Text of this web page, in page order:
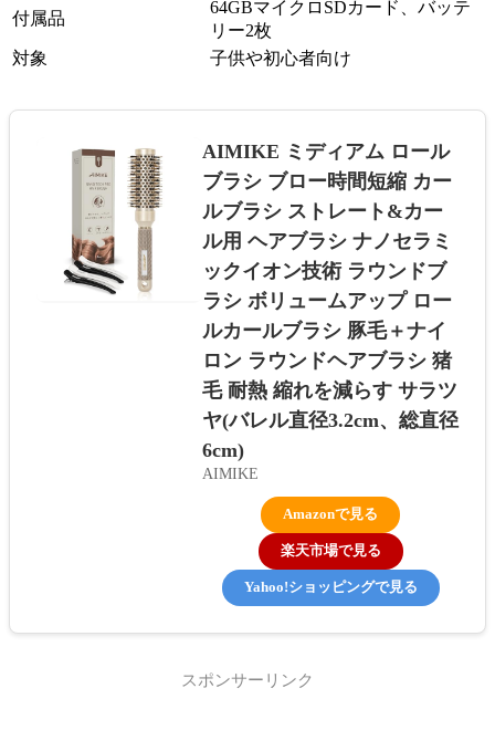
付属品
64GBマイクロSDカード、バッテ
リー2枚
対象
子供や初心者向け
AIMIKE ミディアム ロール
ブラシ ブロー時間短縮 カー
ルブラシ ストレート&カー
ル用 ヘアブラシ ナノセラミ
ックイオン技術 ラウンドブ
ラシ ボリュームアップ ロー
ルカールブラシ 豚毛＋ナイ
ロン ラウンドヘアブラシ 猪
毛 耐熱 縮れを減らす サラツ
ヤ(バレル直径3.2cm、総直径
6cm)
AIMIKE
Amazonで見る
楽天市場で見る
Yahoo!ショッピングで見る
スポンサーリンク